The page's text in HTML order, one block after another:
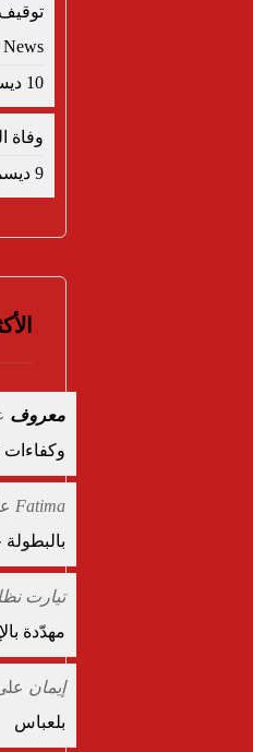
News الدولية في باريس من قبل الشرطة الفرنسية
10 ديسمبر، 2025
وفاة
9 ديسمبر، 2025
معروف
وكفاءات
Fatima
تيارت
مهدّدة
إيمان
بلعباس